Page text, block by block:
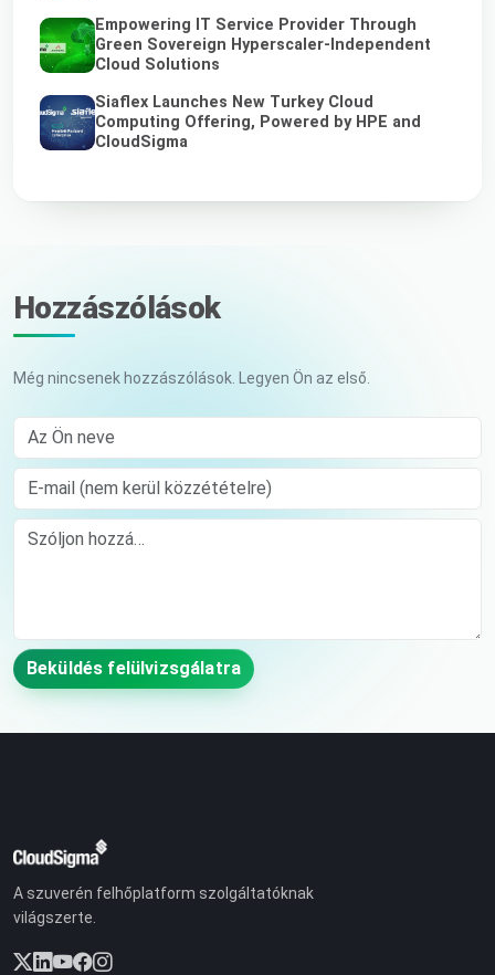
Empowering IT Service Provider Through
Green Sovereign Hyperscaler-Independent
Cloud Solutions
Siaflex Launches New Turkey Cloud
Computing Offering, Powered by HPE and
CloudSigma
Hozzászólások
Még nincsenek hozzászólások. Legyen Ön az első.
Az Ön neve
E-mail (nem kerül közzétételre)
Comment
Beküldés felülvizsgálatra
A szuverén felhőplatform szolgáltatóknak
világszerte.